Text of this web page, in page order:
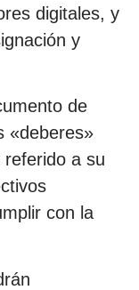
digitales, y
y
de
«deberes»
a su
con la